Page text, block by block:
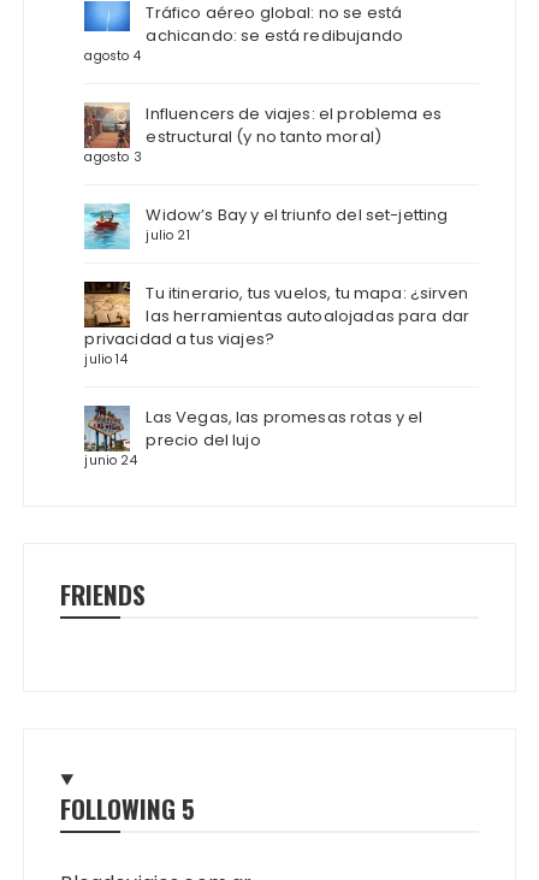
Tráfico aéreo global: no se está
achicando: se está redibujando
agosto 4
Influencers de viajes: el problema es
estructural (y no tanto moral)
agosto 3
Widow’s Bay y el triunfo del set-jetting
julio 21
Tu itinerario, tus vuelos, tu mapa: ¿sirven
las herramientas autoalojadas para dar
privacidad a tus viajes?
julio 14
Las Vegas, las promesas rotas y el
precio del lujo
junio 24
FRIENDS
FOLLOWING 5